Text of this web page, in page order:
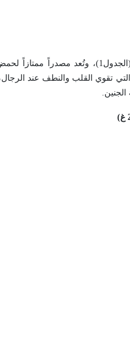
لثمار الأفوكادو قيمة غذائية كبيرة، فهي تحوي الدهون والبروتين والهدروكربونات والأملاح
التي تقوي القلب والنطف عند
غ)